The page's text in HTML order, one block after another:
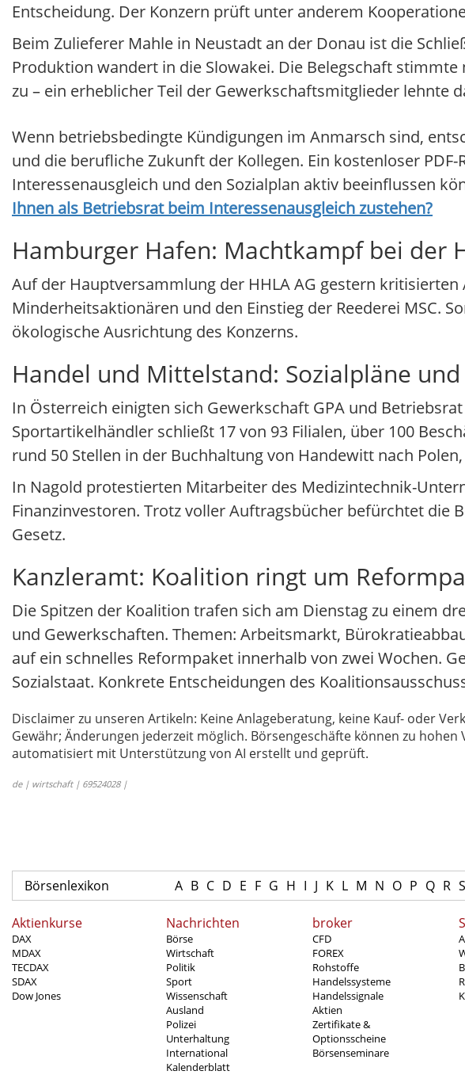
Entscheidung. Der Konzern prüft unter anderem
Beim Zulieferer Mahle in Neustadt an der Donau ist die
Produktion wandert in die Slowakei. Die Belegschaft
zu – ein erheblicher Teil der Gewerkschaftsmitglieder lehnte
Wenn betriebsbedingte Kündigungen im Anmarsch sind,
und die berufliche Zukunft der Kollegen. Ein kostenloser
Interessenausgleich und den Sozialplan aktiv beeinflussen
Ihnen als Betriebsrat beim Interessenausgleich zustehen?
Hamburger Hafen: Machtkampf bei der
Auf der Hauptversammlung der HHLA AG gestern
Minderheitsaktionären und den Einstieg der Reederei MSC.
ökologische Ausrichtung des Konzerns.
Handel und Mittelstand: Sozialpläne
In Österreich einigten sich Gewerkschaft GPA und
Sportartikelhändler schließt 17 von 93 Filialen, über 100
rund 50 Stellen in der Buchhaltung von Handewitt nach
In Nagold protestierten Mitarbeiter des Medizintechnik-
Finanzinvestoren. Trotz voller Auftragsbücher befürchtet die
Gesetz.
Kanzleramt: Koalition ringt um
Die Spitzen der Koalition trafen sich am Dienstag zu einem
und Gewerkschaften. Themen: Arbeitsmarkt,
auf ein schnelles Reformpaket innerhalb von zwei Wochen.
Sozialstaat. Konkrete Entscheidungen des
Disclaimer zu unseren Artikeln: Keine Anlageberatung, keine Kauf- oder
Gewähr; Änderungen jederzeit möglich. Börsengeschäfte können zu
automatisiert mit Unterstützung von AI erstellt und geprüft.
de | wirtschaft | 69524028 |
Börsenlexikon A B C D E F G H I J K L M N O P Q R S
Aktienkurse
DAX
MDAX
TECDAX
SDAX
Dow Jones
Nachrichten
Börse
Wirtschaft
Politik
Sport
Wissenschaft
Ausland
Polizei
Unterhaltung
International
Kalenderblatt
broker
CFD
FOREX
Rohstoffe
Handelssysteme
Handelssignale
Aktien
Zertifikate &
Optionsscheine
Börsenseminare